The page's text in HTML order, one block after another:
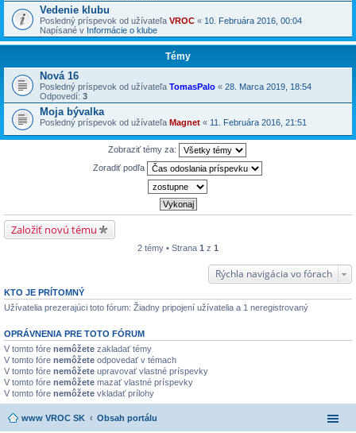
Vedenie klubu
Posledný príspevok od užívateľa VROC « 10. Februára 2016, 00:04
Napísané v Informácie o klube
Témy
Nová 16
Posledný príspevok od užívateľa TomasPalo « 28. Marca 2019, 18:54
Odpovedí: 3
Moja bývalka
Posledný príspevok od užívateľa Magnet « 11. Februára 2016, 21:51
Zobraziť témy za:
Zoradiť podľa
Založiť novú tému
2 témy • Strana 1 z 1
Rýchla navigácia vo fórach
KTO JE PRÍTOMNÝ
Užívatelia prezerajúci toto fórum: Žiadny pripojení užívatelia a 1 neregistrovaný
OPRÁVNENIA PRE TOTO FÓRUM
V tomto fóre nemôžete zakladať témy
V tomto fóre nemôžete odpovedať v témach
V tomto fóre nemôžete upravovať vlastné príspevky
V tomto fóre nemôžete mazať vlastné príspevky
V tomto fóre nemôžete vkladať prílohy
www VROC SK Obsah portálu